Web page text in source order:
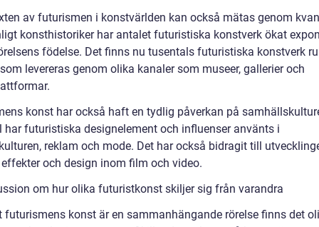
av futurismen i konstvärlden kan också mätas genom
konsthistoriker har antalet futuristiska konstverk ökat
födelse. Det finns nu tusentals futuristiska konstverk
levereras genom olika kanaler som museer, gallerier och
konst har också haft en tydlig påverkan på
har futuristiska designelement och influenser använts i
reklam och mode. Det har också bidragit till
och design inom film och video.
om hur olika futuristkonst skiljer sig från varandra
futurismens konst är en sammanhängande rörelse finns det